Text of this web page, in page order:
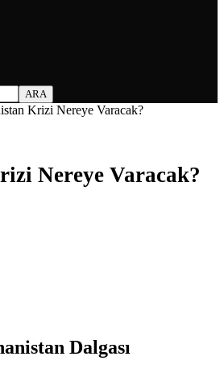
Krizi Nereye Varacak?
Nereye Varacak?
Dalgası